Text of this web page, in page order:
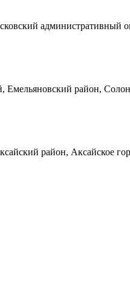
административный
район,
район, Аксайское